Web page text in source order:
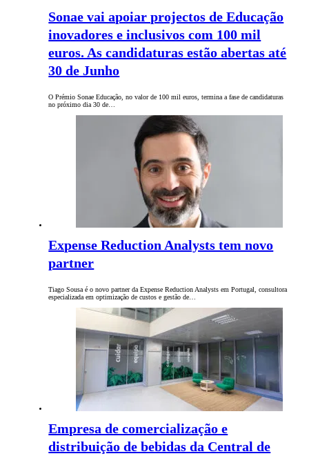
Sonae vai apoiar projectos de Educação
inovadores e inclusivos com 100 mil
euros. As candidaturas estão abertas até
30 de Junho
O Prémio Sonae Educação, no valor de 100 mil euros, termina a fase de candidaturas
no próximo dia 30 de…
Expense Reduction Analysts tem novo
partner
Tiago Sousa é o novo partner da Expense Reduction Analysts em Portugal, consultora
especializada em optimização de custos e gestão de…
Empresa de comercialização e
distribuição de bebidas da Central de